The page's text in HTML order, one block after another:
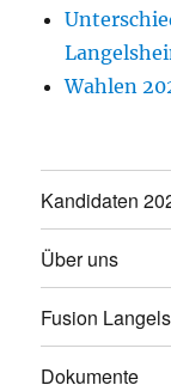
Wahlen
Kandidaten
Über uns
Fusion
Dokumente